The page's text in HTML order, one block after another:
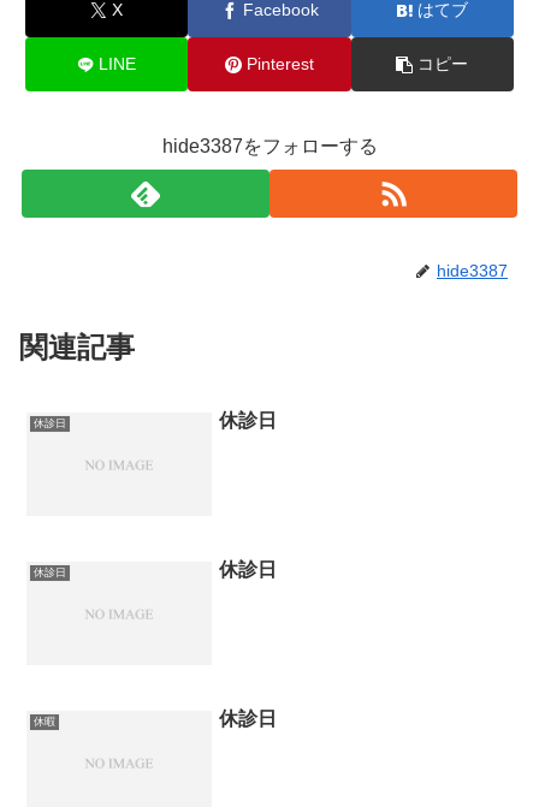
X Facebook はてブ
LINE Pinterest コピー
hide3387をフォローする
hide3387
関連記事
休診日 休診日
休診日 休診日
休暇 休診日